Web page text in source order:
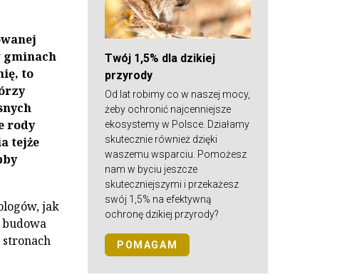
gminach
to
rody
tejże
jak
budowa
Twój 1,5% dla dzikiej
przyrody
Od lat robimy co w naszej mocy,
żeby ochronić najcenniejsze
ekosystemy w Polsce. Działamy
skutecznie również dzięki
waszemu wsparciu. Pomożesz
nam w byciu jeszcze
skuteczniejszymi i przekażesz
swój 1,5% na efektywną
ochronę dzikiej przyrody?
POMAGAM